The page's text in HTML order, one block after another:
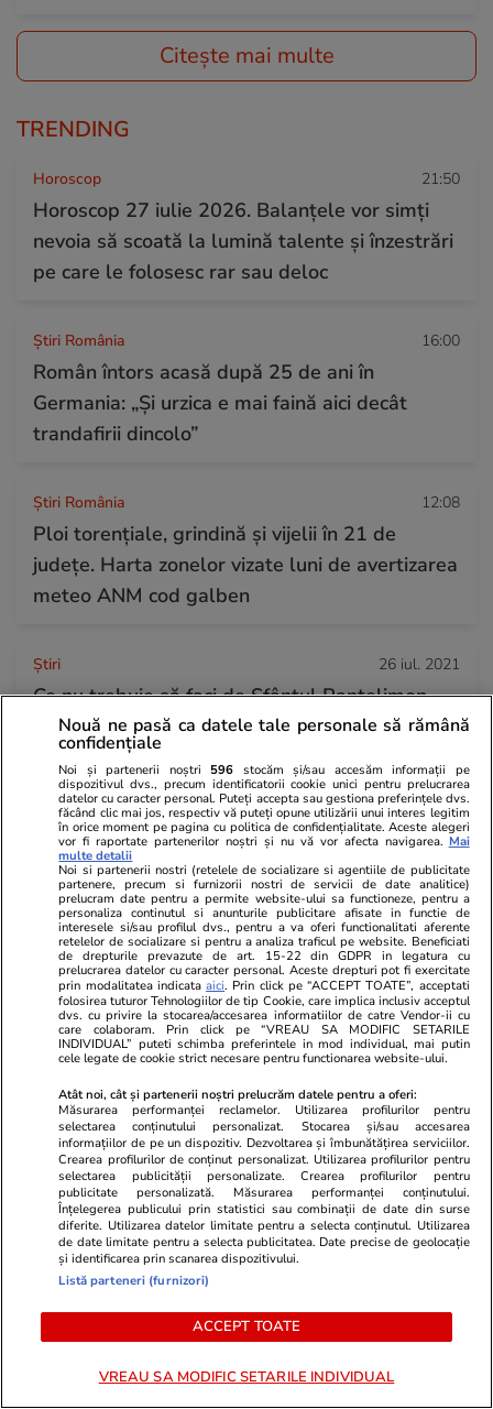
Citește mai multe
TRENDING
Horoscop 21:50
Horoscop 27 iulie 2026. Balanțele vor simți
nevoia să scoată la lumină talente și înzestrări
pe care le folosesc rar sau deloc
Știri România 16:00
Român întors acasă după 25 de ani în
Germania: „Și urzica e mai faină aici decât
trandafirii dincolo”
Știri România 12:08
Ploi torențiale, grindină și vijelii în 21 de
județe. Harta zonelor vizate luni de avertizarea
meteo ANM cod galben
Ştiri 26 iul. 2021
Ce nu trebuie să faci de Sfântul Pantelimon
Știri România 18:49
Rezultatele Loto 6/49 din 26 iulie 2026.
Numerele câștigătoare extrase duminică
Vacanțe și Cultură 20:19
Satul-fantomă din Spania readus
la viață: povestea El Acebuchal
din Munții Malaga
Sănătate și
Testul
dacă o
are nevoie
Nouă ne pasă ca datele tale personale să rămână
confidențiale
Noi și partenerii noștri 596 stocăm și/sau accesăm informații pe
dispozitivul dvs., precum identificatorii cookie unici pentru prelucrarea
datelor cu caracter personal. Puteți accepta sau gestiona preferințele dvs.
făcând clic mai jos, respectiv vă puteți opune utilizării unui interes legitim
în orice moment pe pagina cu politica de confidențialitate. Aceste alegeri
vor fi raportate partenerilor noștri și nu vă vor afecta navigarea. Mai
multe detalii
Noi si partenerii nostri (retelele de socializare si agentiile de publicitate
partenere, precum si furnizorii nostri de servicii de date analitice)
prelucram date pentru a permite website-ului sa functioneze, pentru a
personaliza continutul si anunturile publicitare afisate in functie de
interesele si/sau profilul dvs., pentru a va oferi functionalitati aferente
retelelor de socializare si pentru a analiza traficul pe website. Beneficiati
de drepturile prevazute de art. 15-22 din GDPR in legatura cu
prelucrarea datelor cu caracter personal. Aceste drepturi pot fi exercitate
prin modalitatea indicataaici. Prin click pe “ACCEPT TOATE”, acceptati
folosirea tuturor Tehnologiilor de tip Cookie, care implica inclusiv acceptul
dvs. cu privire la stocarea/accesarea informatiilor de catre Vendor-ii cu
care colaboram. Prin click pe “VREAU SA MODIFIC SETARILE
INDIVIDUAL” puteti schimba preferintele in mod individual, mai putin
cele legate de cookie strict necesare pentru functionarea website-ului.
Atât noi, cât și partenerii noștri prelucrăm datele pentru a oferi:
Măsurarea performanței reclamelor. Utilizarea profilurilor pentru
selectarea conținutului personalizat. Stocarea și/sau accesarea
informațiilor de pe un dispozitiv. Dezvoltarea și îmbunătățirea serviciilor.
Crearea profilurilor de conținut personalizat. Utilizarea profilurilor pentru
selectarea publicității personalizate. Crearea profilurilor pentru
publicitate personalizată. Măsurarea performanței conținutului.
Înțelegerea publicului prin statistici sau combinații de date din surse
diferite. Utilizarea datelor limitate pentru a selecta conținutul. Utilizarea
de date limitate pentru a selecta publicitatea. Date precise de geolocație
și identificarea prin scanarea dispozitivului.
Listă parteneri (furnizori)
ACCEPT TOATE
VREAU SA MODIFIC SETARILE INDIVIDUAL